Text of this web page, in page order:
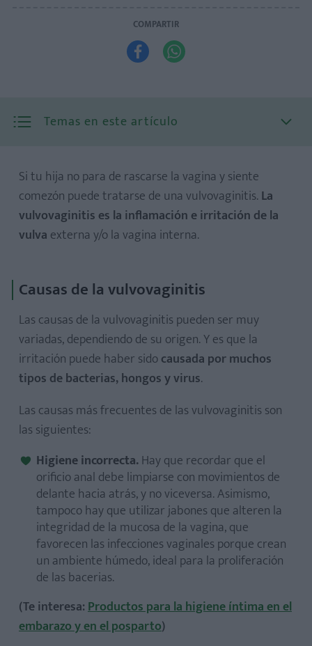
COMPARTIR
 
Temas en este artículo
Si tu hija no para de rascarse la vagina y siente
comezón puede tratarse de una vulvovaginitis. La
vulvovaginitis es la inflamación e irritación de la
vulva externa y/o la vagina interna.
Causas de la vulvovaginitis
Las causas de la vulvovaginitis pueden ser muy
variadas, dependiendo de su origen. Y es que la
irritación puede haber sidocausada por muchos
tipos de bacterias, hongos y virus.
Las causas más frecuentes de las vulvovaginitis son
las siguientes:
Higiene incorrecta.Hay que recordar que el
orificio anal debe limpiarse con movimientos de
delante hacia atrás, y no viceversa. Asimismo,
tampoco hay que utilizar jabones que alteren la
integridad de la mucosa de la vagina, que
favorecen las infecciones vaginales porque crean
un ambiente húmedo, ideal para la proliferación
de las bacerias.
(Te interesa:Productos para la higiene íntima en el
embarazo y en el posparto)